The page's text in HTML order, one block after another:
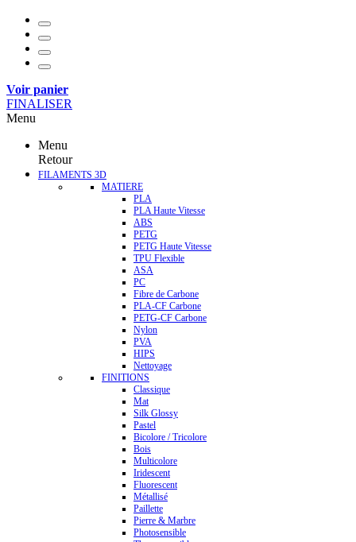
Voir panier
FINALISER
Menu
Menu
Retour
FILAMENTS 3D
MATIERE
PLA
PLA Haute Vitesse
ABS
PETG
PETG Haute Vitesse
TPU Flexible
ASA
PC
Fibre de Carbone
PLA-CF Carbone
PETG-CF Carbone
Nylon
PVA
HIPS
Nettoyage
FINITIONS
Classique
Mat
Silk Glossy
Pastel
Bicolore / Tricolore
Bois
Multicolore
Iridescent
Fluorescent
Métallisé
Paillette
Pierre & Marbre
Photosensible